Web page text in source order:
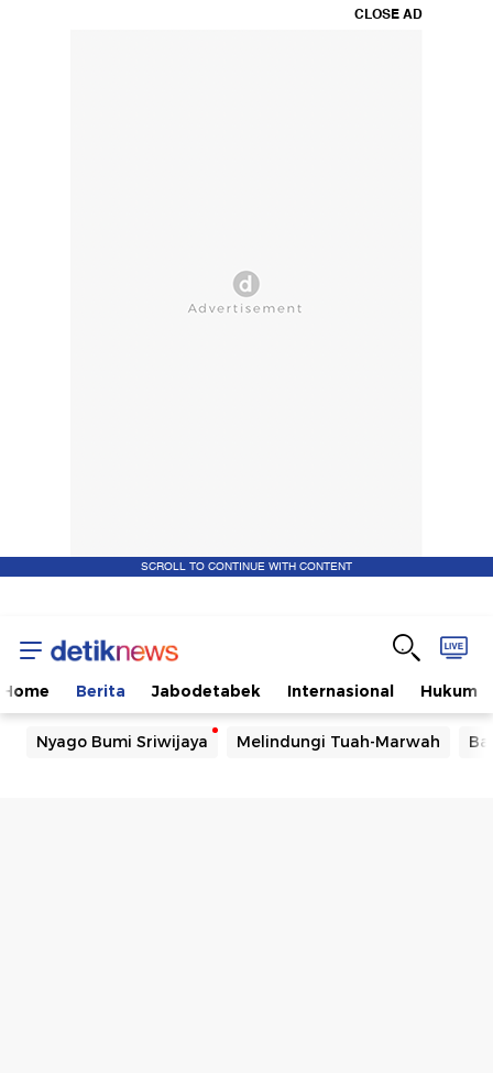
CLOSE AD
SCROLL TO CONTINUE WITH CONTENT
Home Berita Jabodetabek Internasional Hukum
Nyago Bumi Sriwijaya Melindungi Tuah-Marwah